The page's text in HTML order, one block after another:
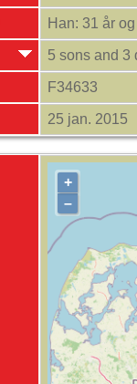
Han: 31 år
5 sons and 3
F34633
25 jan. 2015
+
–